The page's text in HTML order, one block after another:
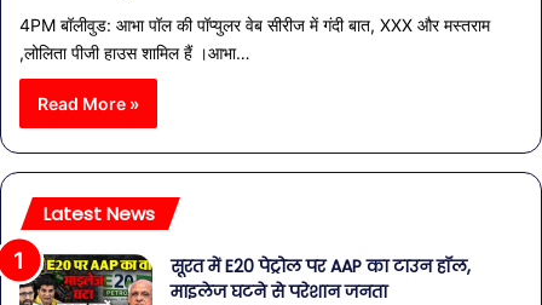
4PM बॉलीवुड: आभा पॉल की पॉप्युलर वेब सीरीज में गंदी बात, XXX और मस्तराम
,लोलिता पीजी हाउस शामिल हैं ।आभा…
Read More »
Latest News
सूरत में E20 पेट्रोल पर AAP का टाउन हॉल,
माइलेज घटने से परेशान जनता